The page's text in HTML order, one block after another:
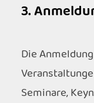
3.
Die
Seminare,